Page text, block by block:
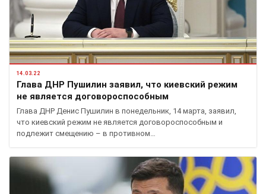
14.03.22
Глава ДНР Пушилин заявил, что киевский режим
не является договороспособным
Глава ДНР Денис Пушилин в понедельник, 14 марта, заявил,
что киевский режим не является договороспособным и
подлежит смещению – в противном…